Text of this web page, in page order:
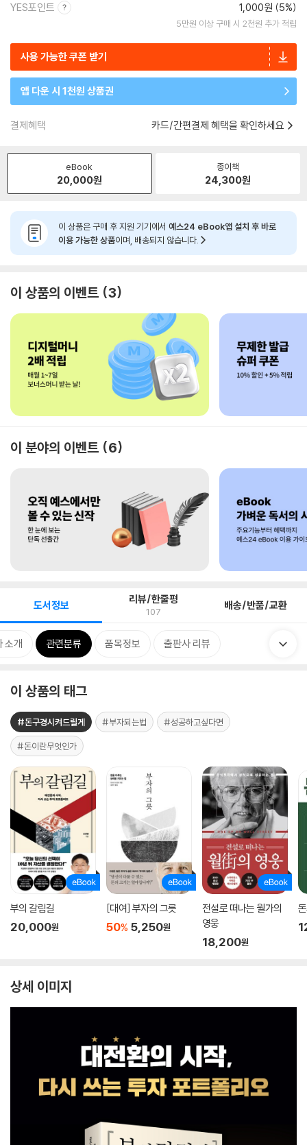
YES포인트 1,000원 (5%)
5만원 이상 구매 시 2천원 추가 적립
사용 가능한 쿠폰 받기
앱 다운 시 1천원 상품권
결제혜택 카드/간편결제 혜택을 확인하세요
eBook
20,000원
종이책
24,300원
이 상품은 구매 후 지원 기기에서 예스24 eBook앱 설치 후 바로
이용 가능한 상품이며, 배송되지 않습니다.
이 상품의 이벤트 3
이 분야의 이벤트 6
도서정보 리뷰/한줄평
107 배송/반품/교환
소개 관련분류 품목정보 출판사 리뷰
이 상품의 태그
#돈구경시켜드릴게 #부자되는법 #성공하고싶다면
#돈이란무엇인가
부의 갈림길
20,000원
[대여] 부자의 그릇
50% 5,250원
전설로 떠나는 월가의
영웅
18,200원
상세 이미지